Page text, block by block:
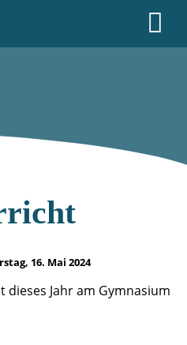
16. Mai 2024
Jahr am Gymnasium